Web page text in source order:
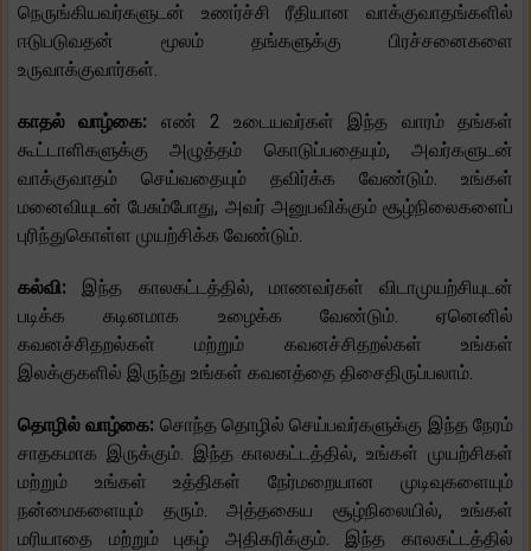
நெருங்கியவர்களுடன் உணர்ச்சி ரீதியான வாக்குவாதங்களில்
ஈடுபடுவதன் மூலம் தங்களுக்கு பிரச்சனைகளை
உருவாக்குவார்கள்.
காதல் வாழ்கை: எண் 2 உடையவர்கள் இந்த வாரம் தங்கள்
கூட்டாளிகளுக்கு அழுத்தம் கொடுப்பதையும், அவர்களுடன்
வாக்குவாதம் செய்வதையும் தவிர்க்க வேண்டும். உங்கள்
மனைவியுடன் பேசும்போது, ​​அவர் அனுபவிக்கும் சூழ்நிலைகளைப்
புரிந்துகொள்ள முயற்சிக்க வேண்டும்.
கல்வி:இந்த காலகட்டத்தில், மாணவர்கள் விடாமுயற்சியுடன்
படிக்க கடினமாக உழைக்க வேண்டும். ஏனெனில்
கவனச்சிதறல்கள் மற்றும் கவனச்சிதறல்கள் உங்கள்
இலக்குகளில் இருந்து உங்கள் கவனத்தை திசைதிருப்பலாம்.
தொழில் வாழ்கை: சொந்த தொழில் செய்பவர்களுக்கு இந்த நேரம்
சாதகமாக இருக்கும். இந்த காலகட்டத்தில், உங்கள் முயற்சிகள்
மற்றும் உங்கள் உத்திகள் நேர்மறையான முடிவுகளையும்
நன்மைகளையும் தரும். அத்தகைய சூழ்நிலையில், உங்கள்
மரியாதை மற்றும் புகழ் அதிகரிக்கும். இந்த காலகட்டத்தில்